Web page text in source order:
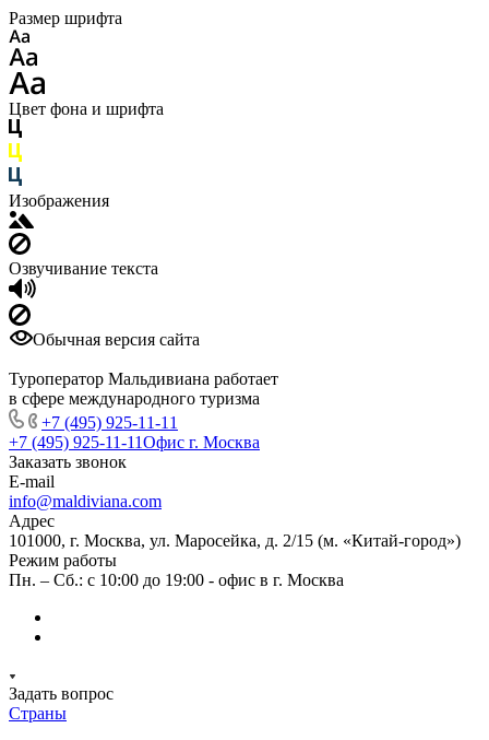
Размер шрифта
Цвет фона и шрифта
Изображения
Озвучивание текста
Обычная версия сайта
Туроператор Мальдивиана работает
в сфере международного туризма
+7 (495) 925-11-11
+7 (495) 925-11-11Офис г. Москва
Заказать звонок
E-mail
info@maldiviana.com
Адрес
101000, г. Москва, ул. Маросейка, д. 2/15 (м. «Китай-город»)
Режим работы
Пн. – Сб.: с 10:00 до 19:00 - офис в г. Москва
Задать вопрос
Страны